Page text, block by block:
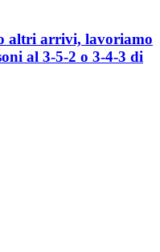
altri arrivi, lavoriamo
al 3-5-2 o 3-4-3 di